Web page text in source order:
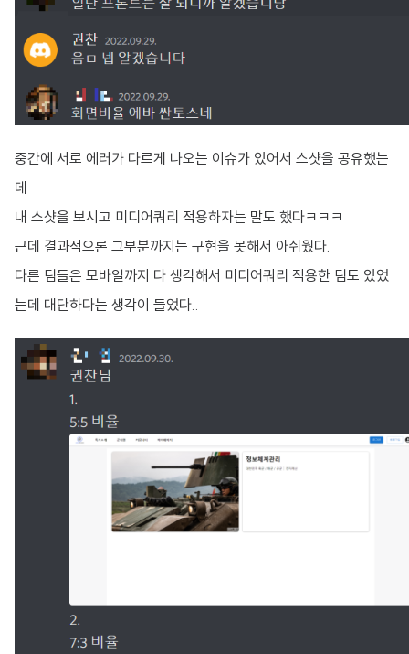
중간에 서로 에러가 다르게 나오는 이슈가 있어서 스샷을 공유했는
데
내 스샷을 보시고 미디어쿼리 적용하자는 말도 했다ㅋㅋㅋ
근데 결과적으론 그부분까지는 구현을 못해서 아쉬웠다.
다른 팀들은 모바일까지 다 생각해서 미디어쿼리 적용한 팀도 있었
는데 대단하다는 생각이 들었다..